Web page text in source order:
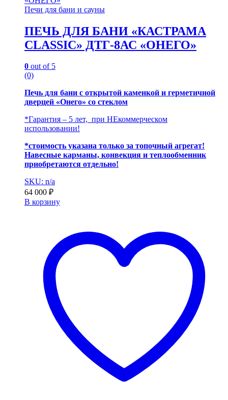
Печи для бани и сауны
ПЕЧЬ ДЛЯ БАНИ «КАСТРАМА
CLASSIC» ДТГ-8АС «ОНЕГО»
0 out of 5
(0)
Печь для бани с открытой каменкой и герметичной
дверцей «Онего» со стеклом
*Гарантия – 5 лет, при НЕкоммерческом
использовании!
*стоимость указана только за топочный агрегат!
Навесные карманы, конвекция и теплообменник
приобретаются отдельно!
SKU: n/a
64 000 ₽
В корзину